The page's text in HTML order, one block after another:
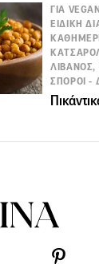
ΓΙΑ
ΕΙΔΙΚΗ
ΛΙΒΑΝΟΣ,
ΣΠΟΡΟΙ -